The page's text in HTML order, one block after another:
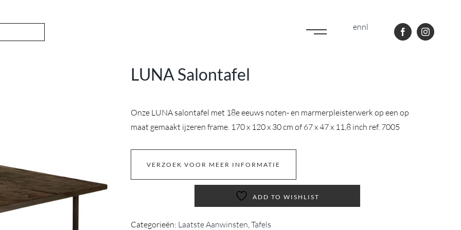
ennl
LUNA Salontafel
Onze LUNA salontafel met 18e eeuws noten- en marmerpleisterwerk op een op
maat gemaakt ijzeren frame. 170 x 120 x 30 cm of 67 x 47 x 11,8 inch ref. 7005
VERZOEK VOOR MEER INFORMATIE
ADD TO WISHLIST
Categorieën: Laatste Aanwinsten,Tafels